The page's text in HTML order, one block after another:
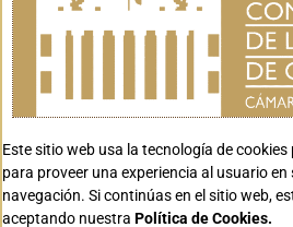
X_@CamaraColombia
Youtube_@CamaraColombia
Youtube_@CanalCongreso
Este sitio web usa la tecnología de cookies
para proveer una experiencia al usuario en
navegación. Si continúas en el sitio web,
aceptando nuestra Política de Cookies.